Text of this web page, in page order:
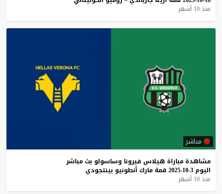
منذ 10 أشهر
مباشر
مشاهدة مباراة هيلاس فيرونا وساسولو بث مباشر
اليوم 3-10-2025 قمة مارك أنطونيو بينتجودي
منذ 10 أشهر